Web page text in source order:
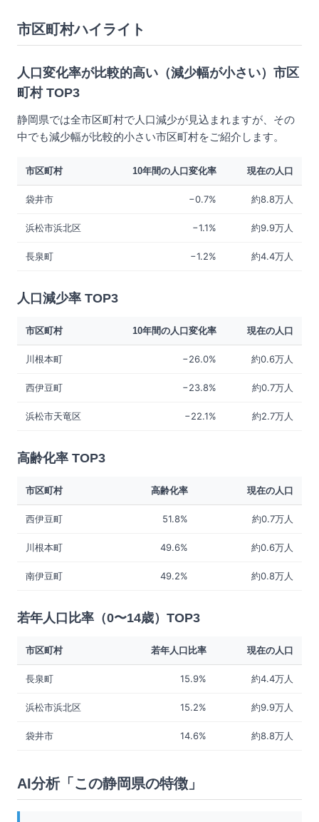
市区町村ハイライト
人口変化率が比較的高い（減少幅が小さい）市区
町村 TOP3
静岡県では全市区町村で人口減少が見込まれますが、その
中でも減少幅が比較的小さい市区町村をご紹介します。
市区町村 10年間の人口変化率 現在の人口
袋井市 −0.7% 約8.8万人
浜松市浜北区 −1.1% 約9.9万人
長泉町 −1.2% 約4.4万人
人口減少率 TOP3
市区町村 10年間の人口変化率 現在の人口
川根本町 −26.0% 約0.6万人
西伊豆町 −23.8% 約0.7万人
浜松市天竜区 −22.1% 約2.7万人
高齢化率 TOP3
市区町村 高齢化率 現在の人口
西伊豆町 51.8% 約0.7万人
川根本町 49.6% 約0.6万人
南伊豆町 49.2% 約0.8万人
若年人口比率（0〜14歳）TOP3
市区町村 若年人口比率 現在の人口
長泉町 15.9% 約4.4万人
浜松市浜北区 15.2% 約9.9万人
袋井市 14.6% 約8.8万人
AI分析「この静岡県の特徴」